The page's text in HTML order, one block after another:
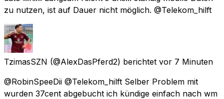
zu nutzen, ist auf Dauer nicht möglich. @Telekom_hilft
TzimasSZN (@AlexDasPferd2) berichtet vor 7 Minuten
@RobinSpeeDii @Telekom_hilft Selber Problem mit
wurden 37cent abgebucht ich kündige einfach nach wm